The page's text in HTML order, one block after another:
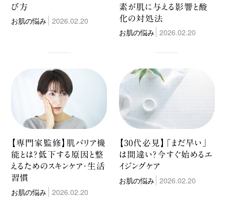
び方
お肌の悩み 2026.02.20
素が肌に与える影響と酸
化の対処法
お肌の悩み 2026.02.20
【専門家監修】肌バリア機
能とは？低下する原因と整
えるためのスキンケア・生活
習慣
お肌の悩み 2026.02.20
【30代必見】「まだ早い」
は間違い？今すぐ始めるエ
イジングケア
お肌の悩み 2026.02.20